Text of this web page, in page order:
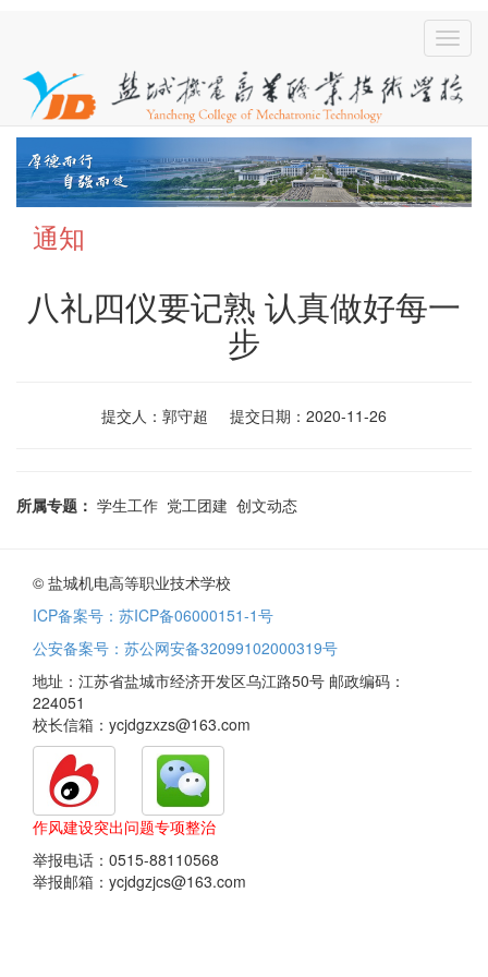
通知
八礼四仪要记熟 认真做好每一
步
提交人：郭守超 提交日期：2020-11-26
所属专题： 学生工作 党工团建 创文动态
© 盐城机电高等职业技术学校
ICP备案号：苏ICP备06000151-1号
公安备案号：苏公网安备32099102000319号
地址：江苏省盐城市经济开发区乌江路50号 邮政编码：
224051
校长信箱：ycjdgzxzs@163.com
作风建设突出问题专项整治
举报电话：0515-88110568
举报邮箱：ycjdgzjcs@163.com